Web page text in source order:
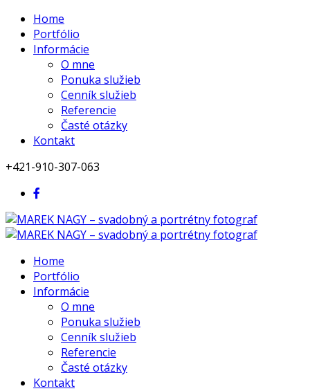
Home
Portfólio
Informácie
O mne
Ponuka služieb
Cenník služieb
Referencie
Časté otázky
Kontakt
+421-910-307-063
Home
Portfólio
Informácie
O mne
Ponuka služieb
Cenník služieb
Referencie
Časté otázky
Kontakt